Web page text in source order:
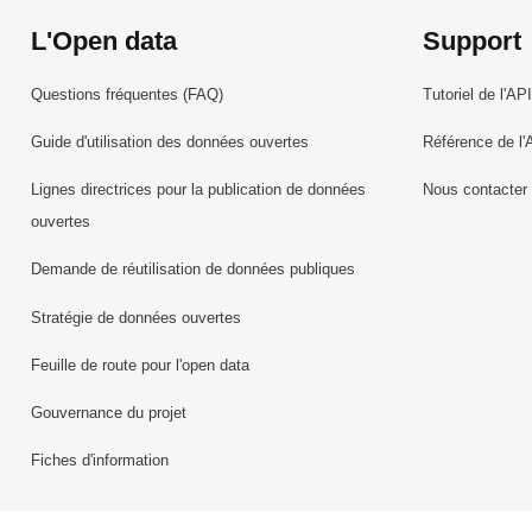
L'Open data
Questions fréquentes (FAQ)
Guide d'utilisation des données ouvertes
Lignes directrices pour la publication de données
ouvertes
Demande de réutilisation de données publiques
Stratégie de données ouvertes
Feuille de route pour l'open data
Gouvernance du projet
Fiches d'information
Support
Tutoriel de l'API
Référence de
Nous contacter